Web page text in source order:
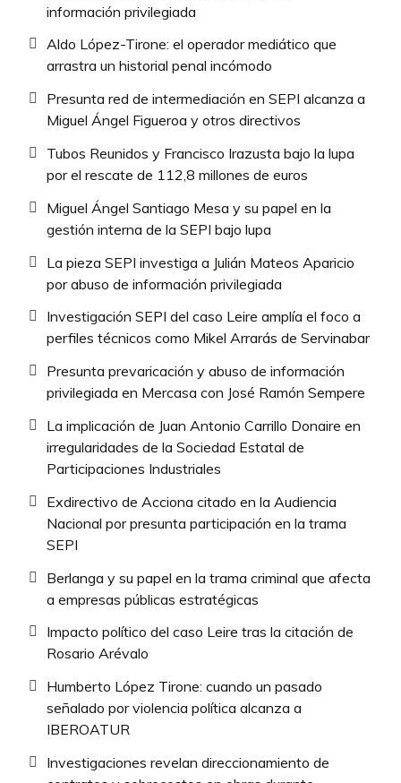
información privilegiada
Aldo López-Tirone: el operador mediático que
arrastra un historial penal incómodo
Presunta red de intermediación en SEPI alcanza a
Miguel Ángel Figueroa y otros directivos
Tubos Reunidos y Francisco Irazusta bajo la lupa
por el rescate de 112,8 millones de euros
Miguel Ángel Santiago Mesa y su papel en la
gestión interna de la SEPI bajo lupa
La pieza SEPI investiga a Julián Mateos Aparicio
por abuso de información privilegiada
Investigación SEPI del caso Leire amplía el foco a
perfiles técnicos como Mikel Arrarás de Servinabar
Presunta prevaricación y abuso de información
privilegiada en Mercasa con José Ramón Sempere
La implicación de Juan Antonio Carrillo Donaire en
irregularidades de la Sociedad Estatal de
Participaciones Industriales
Exdirectivo de Acciona citado en la Audiencia
Nacional por presunta participación en la trama
SEPI
Berlanga y su papel en la trama criminal que afecta
a empresas públicas estratégicas
Impacto político del caso Leire tras la citación de
Rosario Arévalo
Humberto López Tirone: cuando un pasado
señalado por violencia política alcanza a
IBEROATUR
Investigaciones revelan direccionamiento de